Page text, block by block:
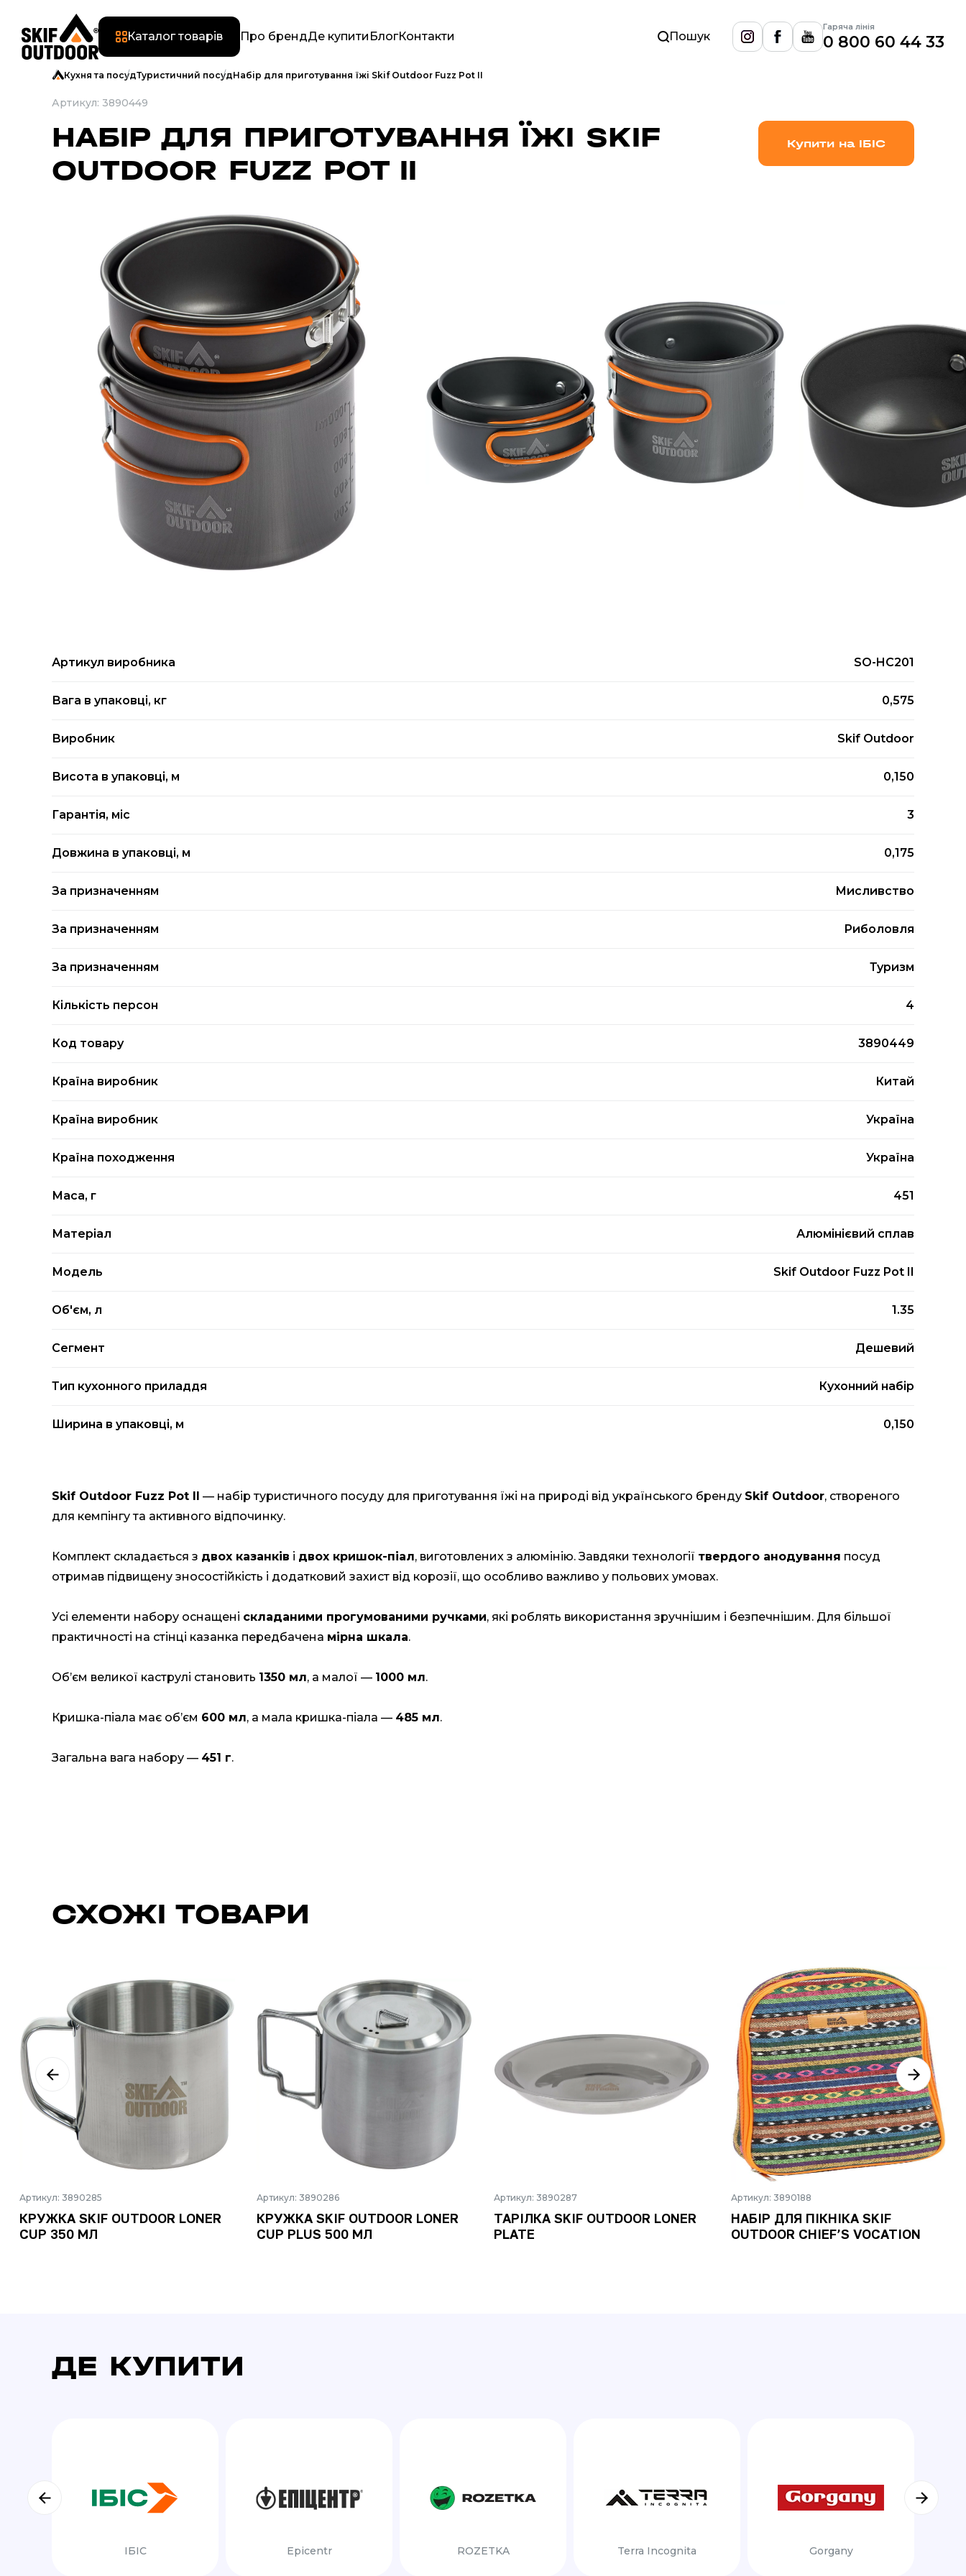
Каталог товарів Про брендДе купити БлогКонтакти
Гаряча лінія
0 800 60 44 33
Кухня та посудТуристичний посудНабір для приготування їжі Skif Outdoor Fuzz Pot II
Артикул: 3890449
НАБІР ДЛЯ ПРИГОТУВАННЯ ЇЖІ SKIF
OUTDOOR FUZZ POT II
Купити на ІБІС
Артикул виробника SO-HC201
Вага в упаковці, кг 0,575
Виробник Skif Outdoor
Висота в упаковці, м 0,150
Гарантія, міс 3
Довжина в упаковці, м 0,175
За призначенням Мисливство
За призначенням Риболовля
За призначенням Туризм
Кількість персон 4
Код товару 3890449
Країна виробник Китай
Країна виробник Україна
Країна походження Україна
Маса, г 451
Матеріал Алюмінієвий сплав
Модель Skif Outdoor Fuzz Pot II
Об'єм, л 1.35
Сегмент Дешевий
Тип кухонного приладдя Кухонний набір
Ширина в упаковці, м 0,150
Skif Outdoor Fuzz Pot II — набір туристичного посуду для приготування їжі на природі від українського бренду Skif Outdoor, створеного
для кемпінгу та активного відпочинку.
Комплект складається з двох казанків і двох кришок-піал, виготовлених з алюмінію. Завдяки технології твердого анодування посуд
отримав підвищену зносостійкість і додатковий захист від корозії, що особливо важливо у польових умовах.
Усі елементи набору оснащені складаними прогумованими ручками, які роблять використання зручнішим і безпечнішим. Для більшої
практичності на стінці казанка передбачена мірна шкала.
Об’єм великої каструлі становить 1350 мл, а малої — 1000 мл.
Кришка-піала має об’єм 600 мл, а мала кришка-піала — 485 мл.
Загальна вага набору — 451 г.
СХОЖІ ТОВАРИ
Артикул: 3890285
КРУЖКА SKIF OUTDOOR LONER
CUP 350 МЛ
Артикул: 3890286
КРУЖКА SKIF OUTDOOR LONER
CUP PLUS 500 МЛ
Артикул: 3890287
ТАРІЛКА SKIF OUTDOOR LONER
PLATE
Артикул: 3890188
НАБІР ДЛЯ ПІКНІКА SKIF
OUTDOOR CHIEF’S VOCATION
ДЕ КУПИТИ
ІБІС Epicentr ROZETKA Terra Incognita Gorgany